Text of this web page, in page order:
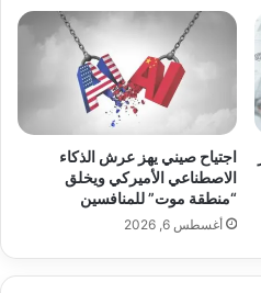
اجتياح صيني يهز عرش الذكاء
الاصطناعي الأميركي ويخلق
“منطقة موت” للمنافسين
أغسطس 6, 2026